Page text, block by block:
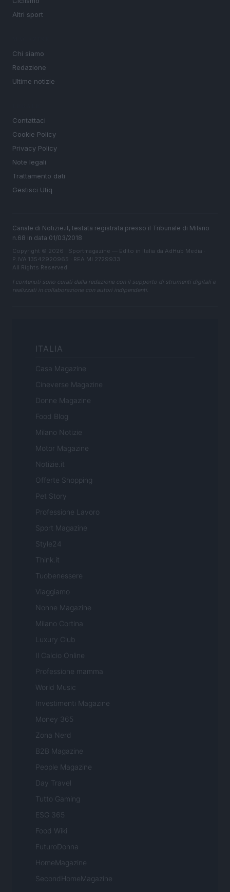
Altri sport
Chi siamo
Redazione
Ultime notizie
Contattaci
Cookie Policy
Privacy Policy
Note legali
Trattamento dati
Gestisci Utiq
Canale di Notizie.it, testata registrata presso il Tribunale di Milano
n.68 in data 01/03/2018
Copyright © 2026 · Sportmagazine — Edito in Italia da AdHub Media
P.IVA 13542920965 · REA MI 2729933
All Rights Reserved
I contenuti sono curati dalla redazione con il supporto di strumenti digitali e
realizzati in collaborazione con autori indipendenti.
ITALIA
Casa Magazine
Cineverse Magazine
Donne Magazine
Food Blog
Milano Notizie
Motor Magazine
Notizie.it
Offerte Shopping
Pet Story
Professione Lavoro
Sport Magazine
Style24
Think.it
Tuobenessere
Viaggiamo
Nonne Magazine
Milano Cortina
Luxury Club
Il Calcio Online
Professione mamma
World Music
Investimenti Magazine
Money 365
Zona Nerd
B2B Magazine
People Magazine
Day Travel
Tutto Gaming
ESG 365
Food Wiki
FuturoDonna
HomeMagazine
SecondHomeMagazine